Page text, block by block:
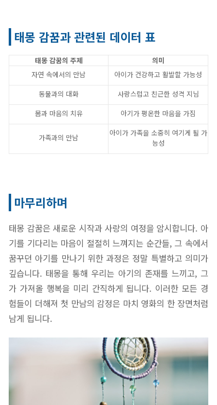
태몽 감꿈과 관련된 데이터 표
태몽 감꿈의 주제
의미
자연 속에서의 만남
아이가 건강하고 활발할 가능성
동물과의 대화
사랑스럽고 친근한 성격 지님
몸과 마음의 치유
아기가 평온한 마음을 가짐
가족과의 만남
아이가 가족을 소중히 여기게 될 가
능성
마무리하며
태몽 감꿈은 새로운 시작과 사랑의 여정을 암시합니다. 아
기를 기다리는 마음이 절절히 느껴지는 순간들, 그 속에서
꿈꾸던 아기를 만나기 위한 과정은 정말 특별하고 의미가
깊습니다. 태몽을 통해 우리는 아기의 존재를 느끼고, 그
가 가져올 행복을 미리 간직하게 됩니다. 이러한 모든 경
험들이 더해져 첫 만남의 감정은 마치 영화의 한 장면처럼
남게 됩니다.